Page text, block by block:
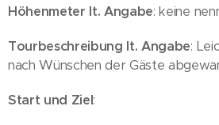
Höhenmeter lt. Angabe: keine
Tourbeschreibung lt. Angabe:
nach Wünschen der Gäste
Start und Ziel: